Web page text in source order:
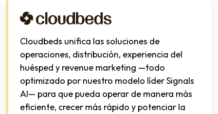
Cloudbeds unifica las soluciones de
operaciones, distribución, experiencia del
huésped y revenue marketing —todo
optimizado por nuestro modelo líder Signals
AI— para que pueda operar de manera más
eficiente, crecer más rápido y potenciar la